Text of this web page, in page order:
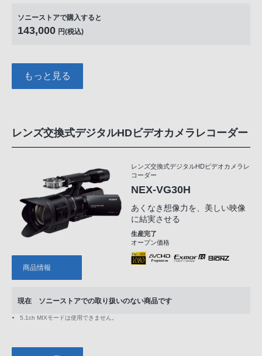
ソニーストアで購入すると
143,000 円(税込)
もっと見る
レンズ交換式デジタルHDビデオカメラレコーダー
レンズ交換式デジタルHDビデオカメラレ
コーダー
NEX-VG30H
あくなき想像力を、美しい映像
に結実させる
生産完了
オープン価格
商品情報
現在 ソニーストアでの取り扱いのない商品です
5.1ch MIXモードは使用できません。